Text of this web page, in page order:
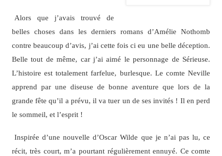
Alors que j’avais trouvé de
belles choses dans les derniers romans d’Amélie Nothomb
contre beaucoup d’avis, j’ai cette fois ci eu une belle déception.
Belle tout de même, car j’ai aimé le personnage de Sérieuse.
L’histoire est totalement farfelue, burlesque. Le comte Neville
apprend par une diseuse de bonne aventure que lors de la
grande fête qu’il a prévu, il va tuer un de ses invités ! Il en perd
le sommeil, et l’esprit !
Inspirée d’une nouvelle d’Oscar Wilde que je n’ai pas lu, ce
récit, très court, m’a pourtant régulièrement ennuyé. Ce comte